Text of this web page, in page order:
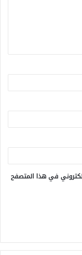
في هذا المتصفح